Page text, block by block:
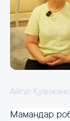
Айгүл
Мамандар